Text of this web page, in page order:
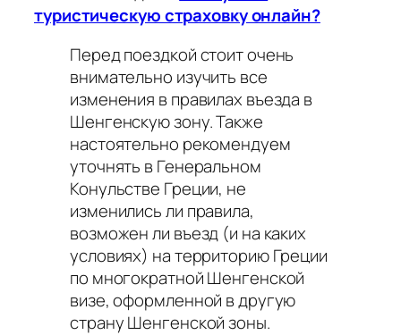
туристическую страховку онлайн?
Перед поездкой стоит очень
внимательно изучить все
изменения в правилах въезда в
Шенгенскую зону. Также
настоятельно рекомендуем
уточнять в Генеральном
Конульстве Греции, не
изменились ли правила,
возможен ли въезд (и на каких
условиях) на территорию Греции
по многократной Шенгенской
визе, оформленной в другую
страну Шенгенской зоны.